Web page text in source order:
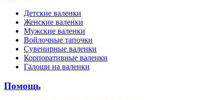
Детские валенки
Женские валенки
Мужские валенки
Войлочные тапочки
Сувенирные валенки
Корпоративные валенки
Галоши на валенки
Помощь